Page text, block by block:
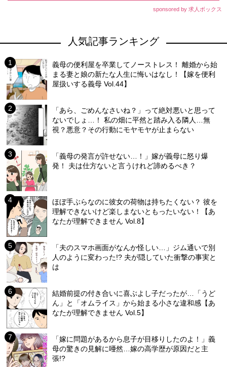
sponsored by 求人ボックス
人気記事ランキング
義母の便利屋を卒業してノーストレス！ 離婚から始
まる妻と娘の新たな人生に悔いはなし！【嫁を便利
屋扱いする義母 Vol.44】
「あら、ごめんなさいね？」って絶対悪いと思って
ないでしょ…！ 私の畑に平然と踏み入る隣人…無
視？悪意？その行動にモヤモヤが止まらない
「義母の発言が許せない…！」嫁が義母に怒り爆
発！ 夫は仕方ないと言うけれど諦めるべき？
ほぼ手ぶらなのに彼女の荷物は持ちたくない？ 彼を
理解できないけど楽しまないともったいない！【あ
なたが理解できません Vol.8】
「夫のスマホ画面がなんか怪しい…」ジム通いで別
人のように変わった!? 夫が隠していた衝撃の事実と
は
結婚前提の付き合いに喜ぶよし子だったが…「うど
ん」と「オムライス」から始まる小さな違和感【あ
なたが理解できません Vol.5】
「嫁に問題があるから息子が目移りしたのよ！」義
母の驚きの見解に唖然…嫁の高学歴が原因だと主
張!?